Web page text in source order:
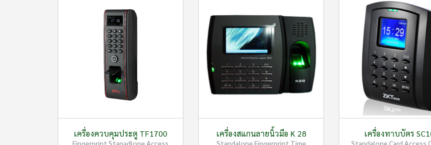
เครื่องควบคุมประตู TF1700
Fingerprint Stanadlone Access
เครื่องสแกนลายนิ้วมือ K 28
Standalone Fingerprint Time
เครื่องทาบบัตร
Standalone Card Access